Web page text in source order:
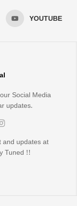
YOUTUBE
Social Media
updates.
and updates at
Tuned !!